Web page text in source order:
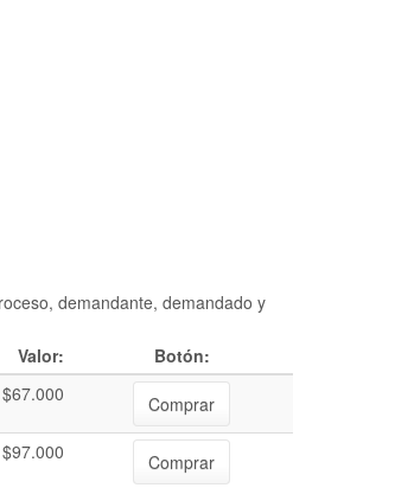
demandante, demandado y
Valor:
Botón:
$67.000
Comprar
$97.000
Comprar